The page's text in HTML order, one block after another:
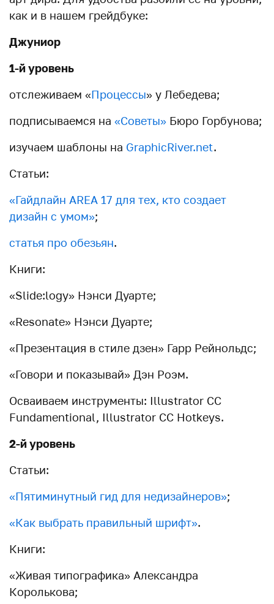
как и в нашем грейдбуке:
Джуниор
1-й уровень
отслеживаем «Процессы» у Лебедева;
подписываемся на «Советы» Бюро Горбунова;
изучаем шаблоны на GraphicRiver.net.
Статьи:
«Гайдлайн AREA 17 для тех, кто создает
дизайн с умом»;
статья про обезьян.
Книги:
«Slide:logy» Нэнси Дуарте;
«Resonate» Нэнси Дуарте;
«Презентация в стиле дзен» Гарр Рейнольдс;
«Говори и показывай» Дэн Роэм.
Осваиваем инструменты: Illustrator CC
Fundamentional, Illustrator CC Hotkeys.
2-й уровень
Статьи:
«Пятиминутный гид для недизайнеров»;
«Как выбрать правильный шрифт».
Книги:
«Живая типографика» Александра
Королькова;